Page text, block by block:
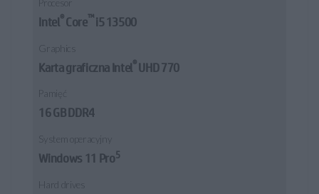
Procesor
Intel®Core™i5 13500
Graphics
Karta graficzna Intel®UHD 770
Pamięć
16 GB DDR4
System operacyjny
Windows 11 Pro5
Hard drives